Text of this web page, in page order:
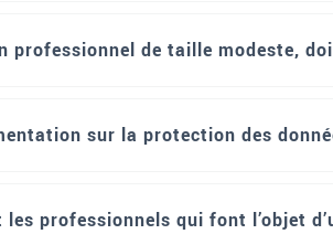
professionnel de taille modeste,
sur la protection des
les professionnels qui font l’objet